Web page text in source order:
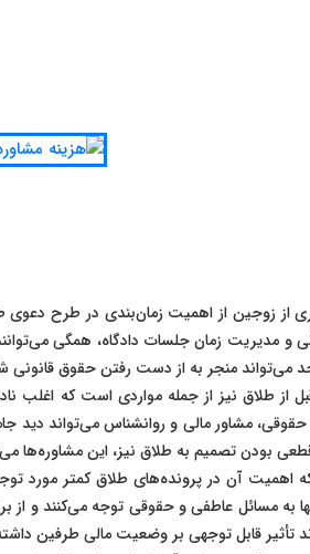
از زوجین از اهمیت زمان‌بندی در طرح
و مدیریت زمان جلسات دادگاه، همگی
می‌تواند منجر به از دست رفتن حقوق قانونی
از طلاق نیز از جمله مواردی است که اغلب
حقوقی، مشاور مالی و روانشناس می‌تواند
بودن تصمیم به طلاق نیز، این مشاوره‌ها
اهمیت آن در پرونده‌های طلاق کمتر مورد
به مسائل عاطفی و حقوقی توجه می‌کنند و از
تأثیر قابل توجهی بر وضعیت مالی طرفین